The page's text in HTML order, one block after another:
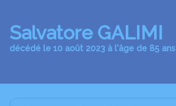
Salvatore GALIMI
décédé le 10 août 2023 à l'âge de 85 ans